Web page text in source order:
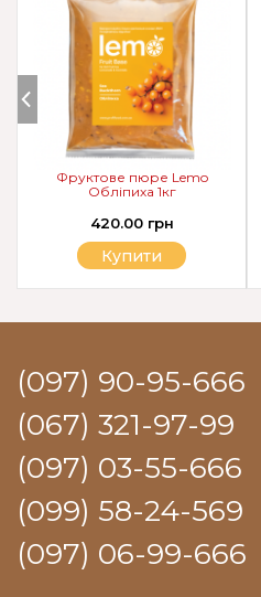
Фруктове пюре Lemo
Обліпиха 1кг
420.00 грн
Купити
(097) 90-95-666
(067) 321-97-99
(097) 03-55-666
(099) 58-24-569
(097) 06-99-666